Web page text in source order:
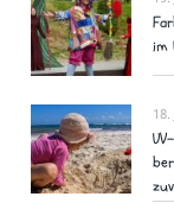
im
18.